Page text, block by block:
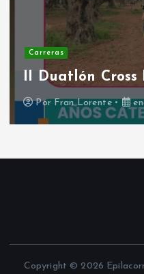
Carreras
Resumen
PorFran Lorente
Copyright © 2026